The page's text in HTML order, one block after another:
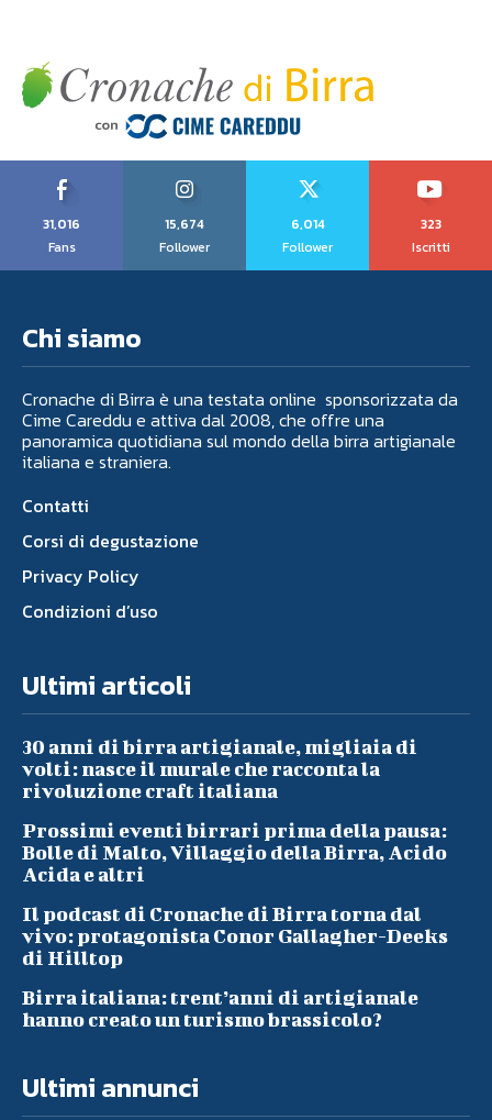
31,016
Fans
15,674
Follower
6,014
Follower
323
Iscritti
Chi siamo
Cronache di Birra è una testata online sponsorizzata da
Cime Careddu e attiva dal 2008, che offre una
panoramica quotidiana sul mondo della birra artigianale
italiana e straniera.
Contatti
Corsi di degustazione
Privacy Policy
Condizioni d’uso
Ultimi articoli
30 anni di birra artigianale, migliaia di
volti: nasce il murale che racconta la
rivoluzione craft italiana
Prossimi eventi birrari prima della pausa:
Bolle di Malto, Villaggio della Birra, Acido
Acida e altri
Il podcast di Cronache di Birra torna dal
vivo: protagonista Conor Gallagher-Deeks
di Hilltop
Birra italiana: trent’anni di artigianale
hanno creato un turismo brassicolo?
Ultimi annunci